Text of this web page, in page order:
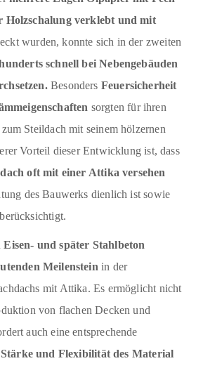
Holzschalung verklebt und mit
wurden, konnte sich in der zweiten
schnell bei Nebengebäuden
Besonders Feuersicherheit
sorgten für ihren
Steildach mit seinem hölzernen
Vorteil dieser Entwicklung ist, dass
oft mit einer Attika versehen
des Bauwerks dienlich ist sowie
Eisen- und später Stahlbeton
Meilenstein in der
mit Attika. Es ermöglicht nicht
von flachen Decken und
auch eine entsprechende
Stärke und Flexibilität des Material